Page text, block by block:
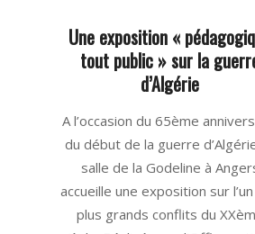
Une exposition «
tout public » sur la
d’Algérie
06-
02
A l’occasion du 65ème
du début de la guerre
salle de la Godeline à
accueille une exposition sur
plus grands conflits du